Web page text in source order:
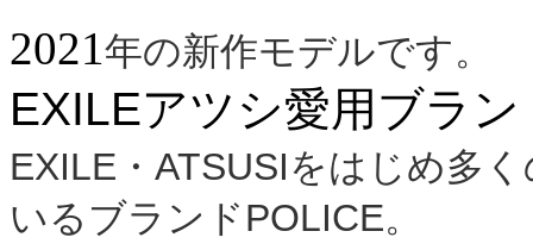
2021 年の新作モデルです。
EXILEアツシ愛用ブラ
EXILE・ATSUSIをはじめ多
いるブランドPOLICE。